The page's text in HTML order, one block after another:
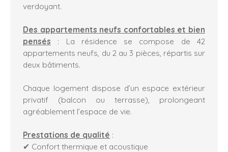
verdoyant.
Des appartements neufs confortables et bien
pensés : La résidence se compose de 42
appartements neufs, du 2 au 3 pièces, répartis sur
deux bâtiments.
Chaque logement dispose d’un espace extérieur
privatif (balcon ou terrasse), prolongeant
agréablement l’espace de vie.
Prestations de qualité :
✔ Confort thermique et acoustique